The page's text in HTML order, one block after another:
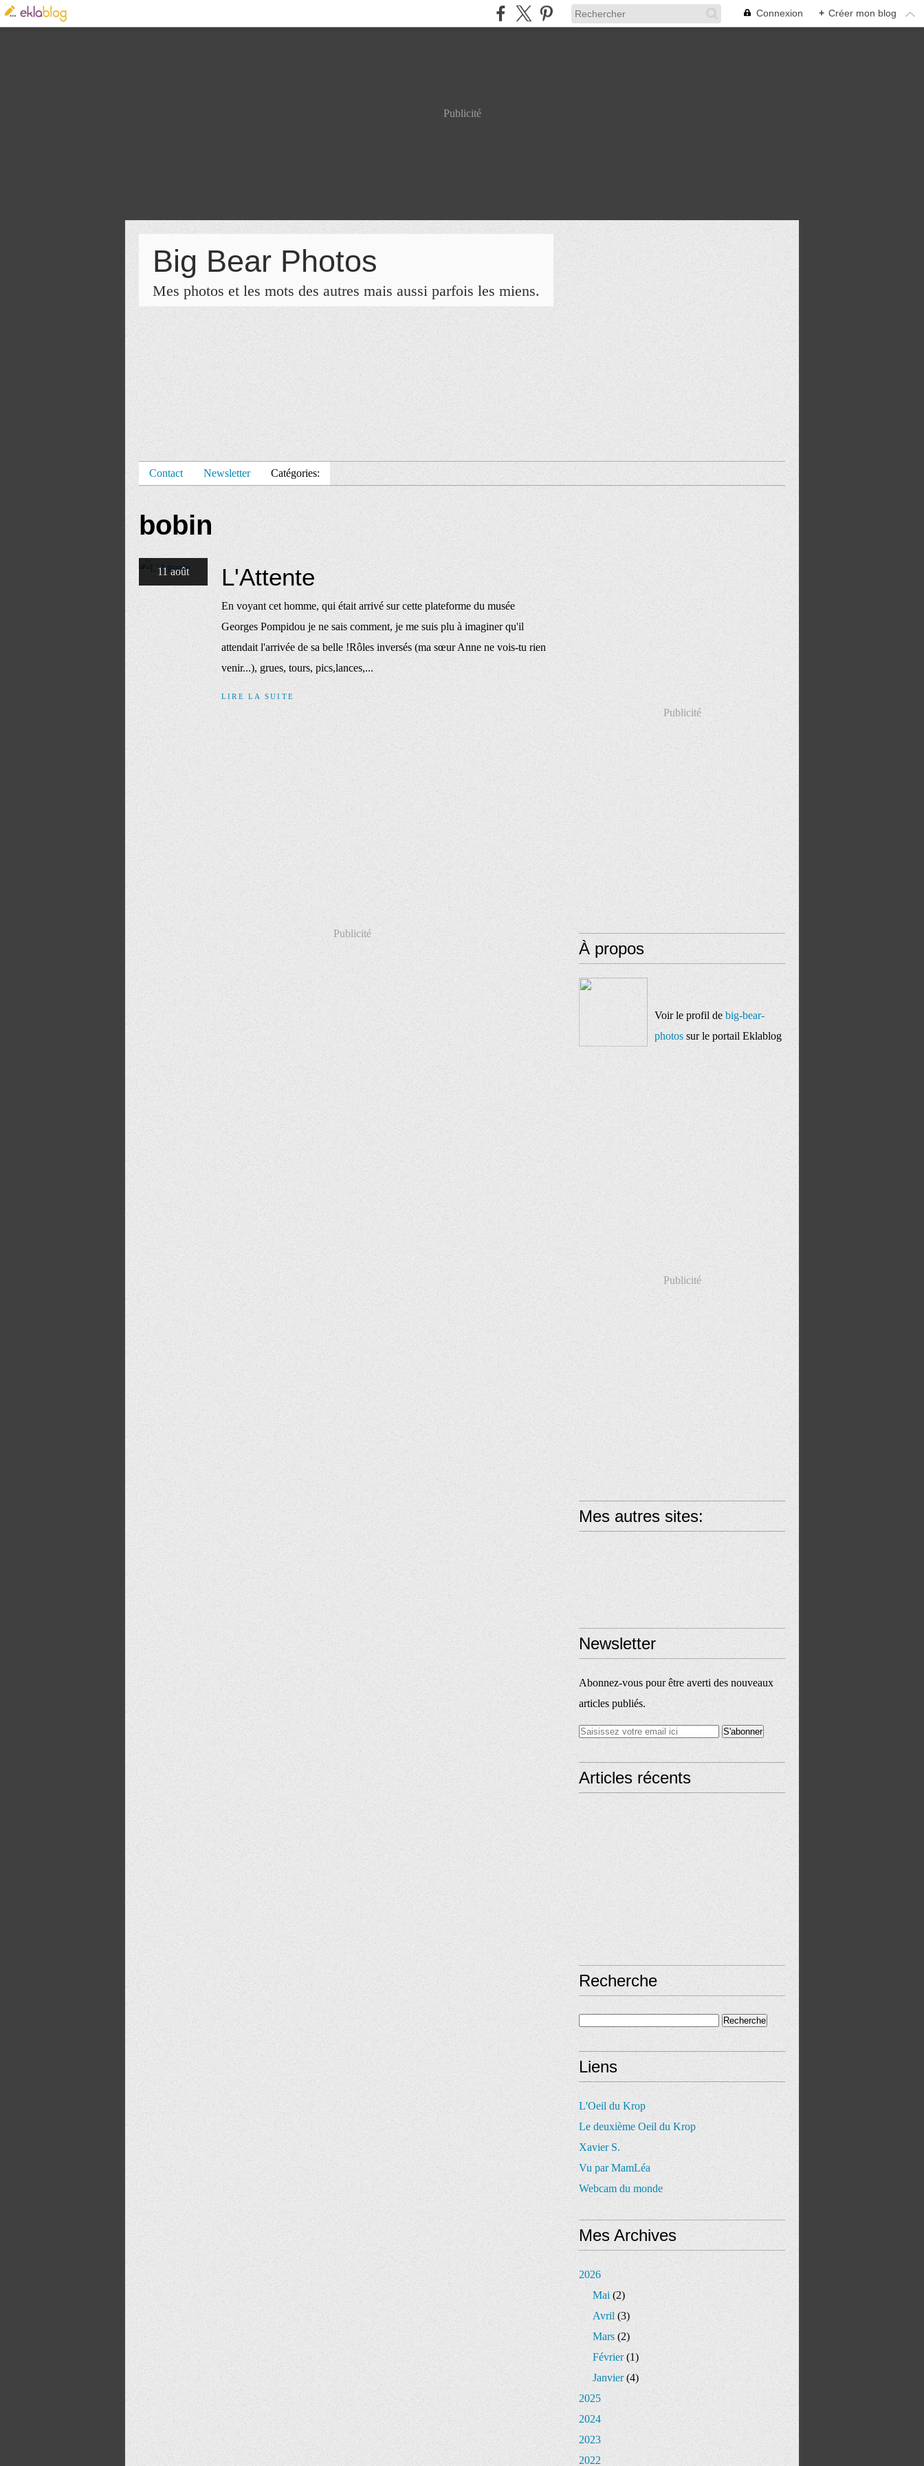
Connexion + Créer mon blog
Publicité
Big Bear Photos
Mes photos et les mots des autres mais aussi parfois les miens.
Contact Newsletter Catégories:
bobin
11 août L'Attente
En voyant cet homme, qui était arrivé sur cette plateforme du musée
Georges Pompidou je ne sais comment, je me suis plu à imaginer qu'il
attendait l'arrivée de sa belle !Rôles inversés (ma sœur Anne ne vois-tu rien
venir...), grues, tours, pics,lances,...
LIRE LA SUITE
Publicité
Publicité
À propos
Voir le profil debig-bear-
photossur le portail Eklablog
Publicité
Mes autres sites:
Newsletter
Abonnez-vous pour être averti des nouveaux
articles publiés.
Articles récents
Recherche
Liens
L'Oeil du Krop
Le deuxième Oeil du Krop
Xavier S.
Vu par MamLéa
Webcam du monde
Mes Archives
2026
Mai(2)
Avril(3)
Mars(2)
Février(1)
Janvier(4)
2025
2024
2023
2022